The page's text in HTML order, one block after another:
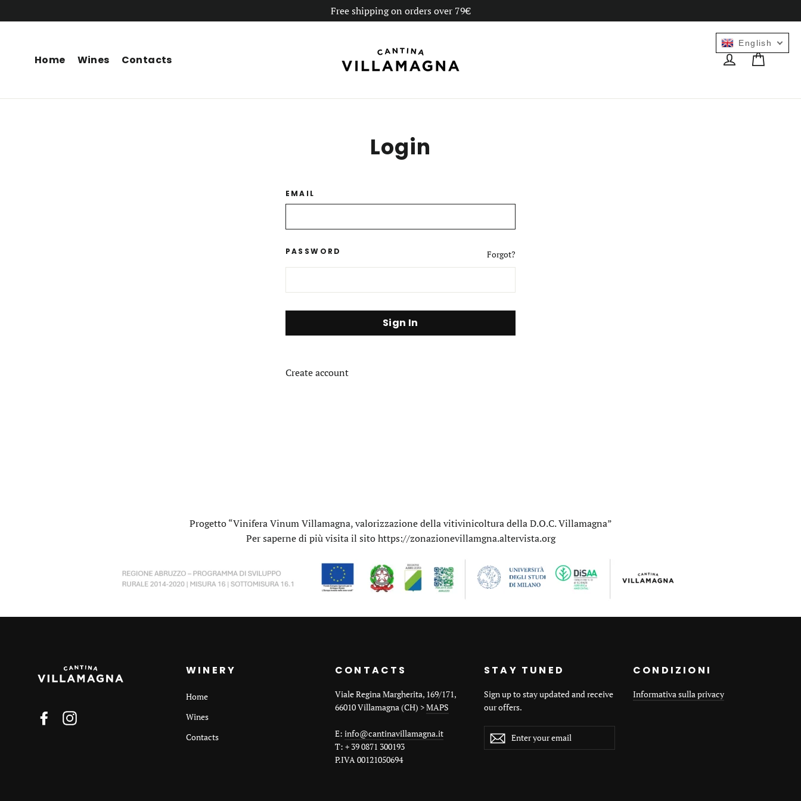
to
Free shipping on orders over 79€
Home Wines Contacts Log inCart
Login
EMAIL
PASSWORD Forgot?
Create account
Progetto “Vinifera Vinum Villamagna, valorizzazione della vitivinicoltura della D.O.C. Villamagna”
Per saperne di più visita il sitohttps://zonazionevillamgna.altervista.org
Facebook
WINERY
Home
Wines
Contacts
CONTACTS
Viale Regina Margherita, 169/171,
66010 Villamagna (CH) >MAPS
E: info@cantinavillamagna.it
T: + 39 0871 300193
P.IVA 00121050694
STAY TUNED
Sign up to stay updated and receive
our offers.
ENTER
YOUR
EMAIL
CONDIZIONI
Informativa sulla privacy
English